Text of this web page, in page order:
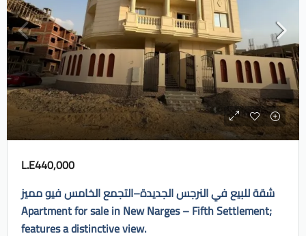
L.E440,000
شقة للبيع في النرجس الجديدة–التجمع الخامس فيو مميز
Apartment for sale in New Narges – Fifth Settlement;
features a distinctive view.